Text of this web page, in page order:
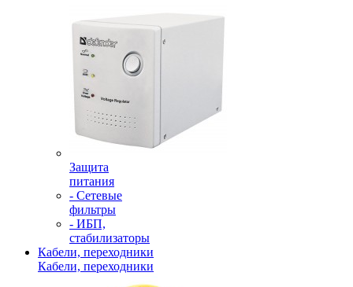
Защита
питания
- Сетевые
фильтры
- ИБП,
стабилизаторы
Кабели, переходники
Кабели, переходники